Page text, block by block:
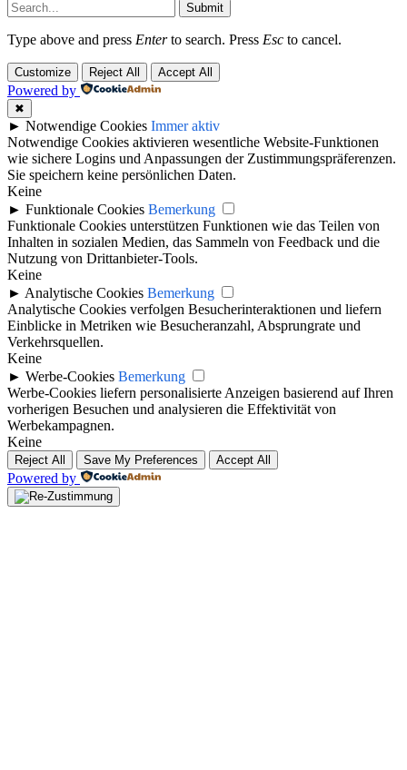
Submit
Type above and press Enterto search. Press Esc to cancel.
Customize Reject All Accept All
Powered by
✖
► Notwendige Cookies Immer aktiv
Notwendige Cookies aktivieren wesentliche Website-Funktionen
wie sichere Logins und Anpassungen der Zustimmungspräferenzen.
Sie speichern keine persönlichen Daten.
Keine
► Funktionale Cookies Bemerkung
Funktionale Cookies unterstützen Funktionen wie das Teilen von
Inhalten in sozialen Medien, das Sammeln von Feedback und die
Nutzung von Drittanbieter-Tools.
Keine
► Analytische Cookies Bemerkung
Analytische Cookies verfolgen Besucherinteraktionen und liefern
Einblicke in Metriken wie Besucheranzahl, Absprungrate und
Verkehrsquellen.
Keine
► Werbe-Cookies Bemerkung
Werbe-Cookies liefern personalisierte Anzeigen basierend auf Ihren
vorherigen Besuchen und analysieren die Effektivität von
Werbekampagnen.
Keine
Reject All Save My Preferences Accept All
Powered by